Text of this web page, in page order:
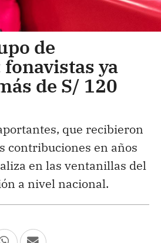
de
ya
de S/ 120
que recibieron
contribuciones en años
en las ventanillas del
a nivel nacional.